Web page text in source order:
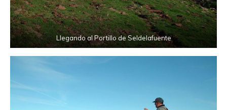
Llegando al Portillo de Seldelafuente